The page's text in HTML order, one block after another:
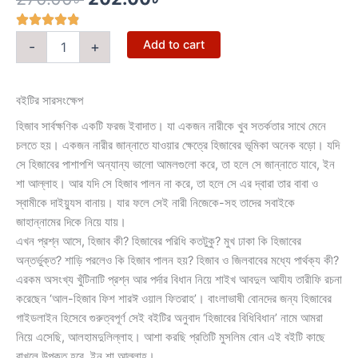
was:
270.00৳ .
is:
202.00৳ .
- + Add to cart
বইটির সারসংক্ষেপ
হিজাব সার্বক্ষণিক একটি ফরজ ইবাদাত। যা একজন নারীকে খুব সতর্কতার সাথে মেনে
চলতে হয়। একজন নারীর জান্নাতে যাওয়ার ক্ষেত্রে হিজাবের ভূমিকা অনেক বড়ো। যদি
সে হিজাবের পাশাপশি অন্যান্য ভালো আমলগুলো করে, তা হলে সে জান্নাতে যাবে, ইন
শা আল্লাহ। আর যদি সে হিজাব পালন না করে, তা হলে সে এর দ্বারা তার বাবা ও
স্বামীকে দাইয়্যুস বানায়। যার ফলে সেই নারী নিজেকে-সহ তাদের সবাইকে
জাহান্নামের দিকে নিয়ে যায়।
এখন প্রশ্ন আসে, হিজাব কী? হিজাবের পরিধি কতটুকু? মুখ ঢাকা কি হিজাবের
অন্তর্ভুক্ত? শাড়ি পরলেও কি হিজাব পালন হয়? হিজাব ও জিলবাবের মধ্যে পার্থক্য কী?
এরকম অসংখ্য খুঁটিনাটি প্রশ্ন আর পর্দার বিধান নিয়ে শাইখ আবদুল আযীয তারীফি রচনা
করেছেন ‘আল-হিজাব ফিশ শারঈ ওয়াল ফিতরাহ’। বাংলাভাষী বোনদের জন্য হিজাবের
গাইডলাইন হিসেবে গুরুত্বপূর্ণ সেই বইটির অনুবাদ ‘হিজাবের বিধিবিধান’ নামে আমরা
নিয়ে এসেছি, আলহামদুলিল্লাহ। আশা করছি প্রতিটি মুসলিম বোন এই বইটি কাছে